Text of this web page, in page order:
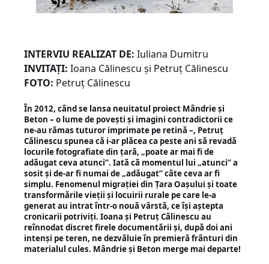
INTERVIU REALIZAT DE: Iuliana Dumitru
INVITAȚI: Ioana Călinescu și Petruț Călinescu
FOTO: Petruț Călinescu
În 2012, când se lansa neuitatul proiect Mândrie și
Beton – o lume de povești și imagini contradictorii ce
ne-au rămas tuturor imprimate pe retină –, Petruț
Călinescu spunea că i-ar plăcea ca peste ani să revadă
locurile fotografiate din țară, „poate ar mai fi de
adăugat ceva atunci”. Iată că momentul lui „atunci” a
sosit și de-ar fi numai de „adăugat” câte ceva ar fi
simplu. Fenomenul migrației din Țara Oașului și toate
transformările vieții și locuirii rurale pe care le-a
generat au intrat într-o nouă vârstă, ce își aștepta
cronicarii potriviți. Ioana și Petruț Călinescu au
reînnodat discret firele documentării și, după doi ani
intenși pe teren, ne dezvăluie în premieră frânturi din
materialul cules. Mândrie și Beton merge mai departe!